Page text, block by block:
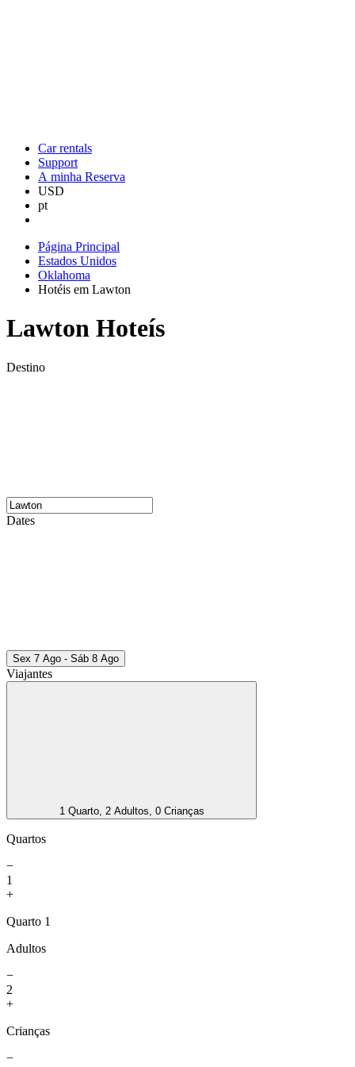
Car rentals
Support
A minha Reserva
USD
pt
Página Principal
Estados Unidos
Oklahoma
Hotéis em Lawton
Lawton Hoteís
Destino
Dates
Sex 7 Ago - Sáb 8 Ago
Viajantes
1 Quarto, 2 Adultos, 0 Crianças
Quartos
−
1
+
Quarto 1
Adultos
−
2
+
Crianças
−